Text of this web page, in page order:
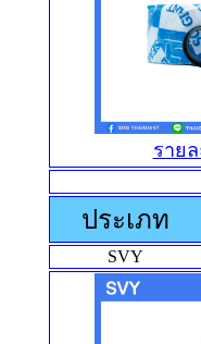
ราย
ประเภท
SVY